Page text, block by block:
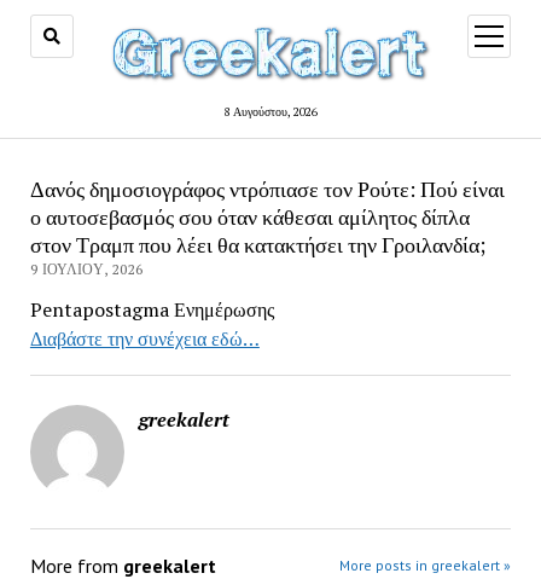
8 Αυγούστου, 2026
open
menu
Δανός δημοσιογράφος ντρόπιασε τον Ρούτε: Πού είναι
ο αυτοσεβασμός σου όταν κάθεσαι αμίλητος δίπλα
στον Τραμπ που λέει θα κατακτήσει την Γροιλανδία;
9 ΙΟΥΛΊΟΥ, 2026
Pentapostagma Ενημέρωσης
Διαβάστε την συνέχεια εδώ…
greekalert
More from greekalert More posts in greekalert »